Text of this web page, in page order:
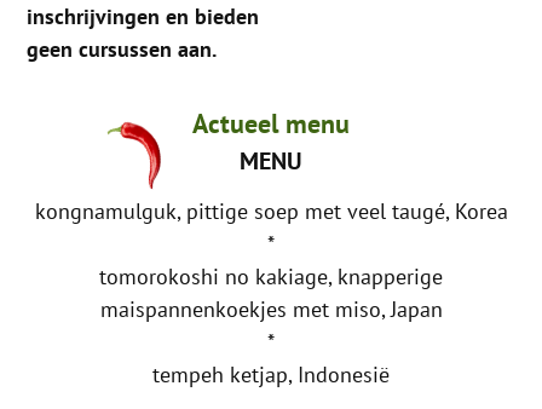
inschrijvingen en bieden
geen cursussen aan.
Actueel menu
MENU
kongnamulguk, pittige soep met veel taugé, Korea
*
tomorokoshi no kakiage, knapperige
maispannenkoekjes met miso, Japan
*
tempeh ketjap, Indonesië